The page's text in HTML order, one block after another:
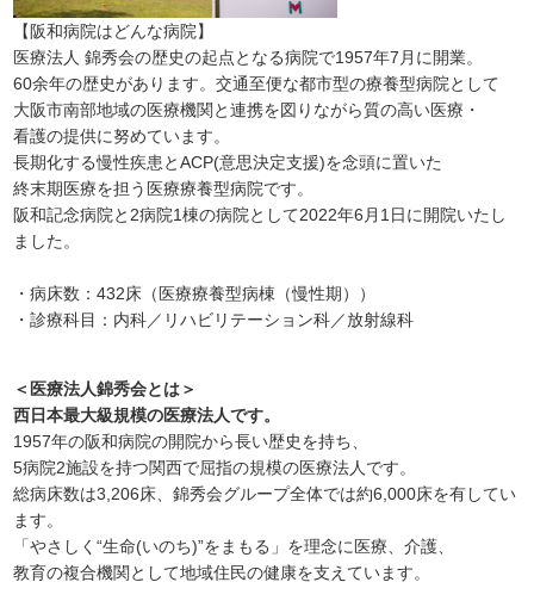
【阪和病院はどんな病院】
医療法人 錦秀会の歴史の起点となる病院で1957年7月に開業。
60余年の歴史があります。交通至便な都市型の療養型病院として
大阪市南部地域の医療機関と連携を図りながら質の高い医療・
看護の提供に努めています。
長期化する慢性疾患とACP(意思決定支援)を念頭に置いた
終末期医療を担う医療療養型病院です。
阪和記念病院と2病院1棟の病院として2022年6月1日に開院いたし
ました。
・病床数：432床（医療療養型病棟（慢性期））
・診療科目：内科／リハビリテーション科／放射線科
＜医療法人錦秀会とは＞
西日本最大級規模の医療法人です。
1957年の阪和病院の開院から長い歴史を持ち、
5病院2施設を持つ関西で屈指の規模の医療法人です。
総病床数は3,206床、錦秀会グループ全体では約6,000床を有してい
ます。
「やさしく“生命(いのち)”をまもる」を理念に医療、介護、
教育の複合機関として地域住民の健康を支えています。